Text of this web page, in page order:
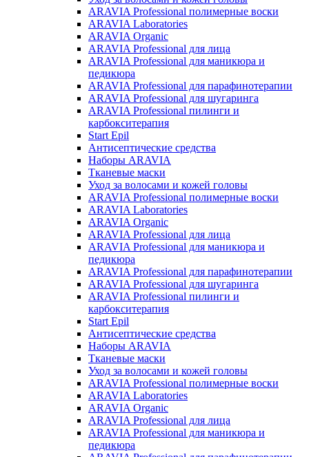
ARAVIA Professional полимерные воски
ARAVIA Laboratories
ARAVIA Organic
ARAVIA Professional для лица
ARAVIA Professional для маникюра и
педикюра
ARAVIA Professional для парафинотерапии
ARAVIA Professional для шугаринга
ARAVIA Professional пилинги и
карбокситерапия
Start Epil
Антисептические средства
Наборы ARAVIA
Тканевые маски
Уход за волосами и кожей головы
ARAVIA Professional полимерные воски
ARAVIA Laboratories
ARAVIA Organic
ARAVIA Professional для лица
ARAVIA Professional для маникюра и
педикюра
ARAVIA Professional для парафинотерапии
ARAVIA Professional для шугаринга
ARAVIA Professional пилинги и
карбокситерапия
Start Epil
Антисептические средства
Наборы ARAVIA
Тканевые маски
Уход за волосами и кожей головы
ARAVIA Professional полимерные воски
ARAVIA Laboratories
ARAVIA Organic
ARAVIA Professional для лица
ARAVIA Professional для маникюра и
педикюра